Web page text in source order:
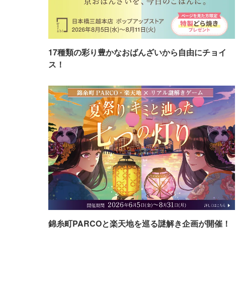
17種類の彩り豊かなおばんざいから自由にチョイ
ス！
錦糸町PARCOと楽天地を巡る謎解き企画が開催！